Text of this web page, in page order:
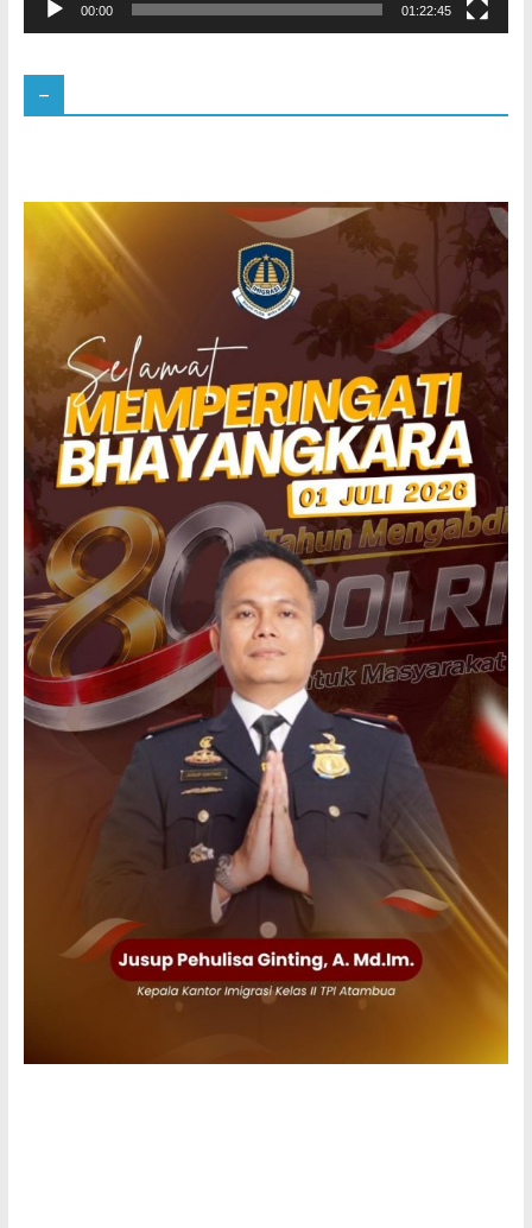
00:00 01:22:45
–